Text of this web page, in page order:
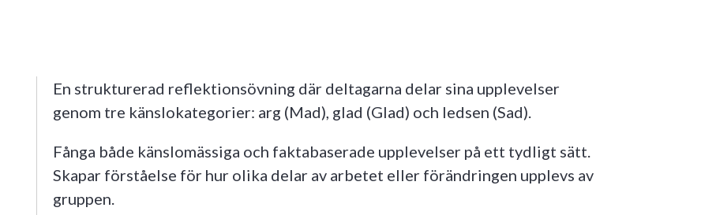
En strukturerad reflektionsövning där deltagarna delar sina upplevelser
genom tre känslokategorier: arg (Mad), glad (Glad) och ledsen (Sad).
Fånga både känslomässiga och faktabaserade upplevelser på ett tydligt sätt.
Skapar förståelse för hur olika delar av arbetet eller förändringen upplevs av
gruppen.